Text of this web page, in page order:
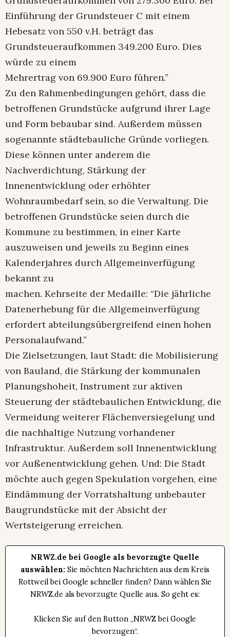
Einführung der Grundsteuer C mit einem
Hebesatz von 550 v.H. beträgt das
Grundsteueraufkommen 349.200 Euro. Dies
würde zu einem
Mehrertrag von 69.900 Euro führen.”
Zu den Rahmenbedingungen gehört, dass die
betroffenen Grundstücke aufgrund ihrer Lage
und Form bebaubar sind. Außerdem müssen
sogenannte städtebauliche Gründe vorliegen.
Diese können unter anderem die
Nachverdichtung, Stärkung der
Innenentwicklung oder erhöhter
Wohnraumbedarf sein, so die Verwaltung. Die
betroffenen Grundstücke seien durch die
Kommune zu bestimmen, in einer Karte
auszuweisen und jeweils zu Beginn eines
Kalenderjahres durch Allgemeinverfügung
bekannt zu
machen. Kehrseite der Medaille: “Die jährliche
Datenerhebung für die Allgemeinverfügung
erfordert abteilungsübergreifend einen hohen
Personalaufwand.”
Die Zielsetzungen, laut Stadt: die Mobilisierung
von Bauland, die Stärkung der kommunalen
Planungshoheit, Instrument zur aktiven
Steuerung der städtebaulichen Entwicklung, die
Vermeidung weiterer Flächenversiegelung und
die nachhaltige Nutzung vorhandener
Infrastruktur. Außerdem soll Innenentwicklung
vor Außenentwicklung gehen. Und: Die Stadt
möchte auch gegen Spekulation vorgehen, eine
Eindämmung der Vorratshaltung unbebauter
Baugrundstücke mit der Absicht der
Wertsteigerung erreichen.
NRWZ.de bei Google als bevorzugte Quelle
auswählen: Sie möchten Nachrichten aus dem Kreis
Rottweil bei Google schneller finden? Dann wählen Sie
NRWZ.de als bevorzugte Quelle aus. So geht es:
Klicken Sie auf den Button „NRWZ bei Google
bevorzugen“.